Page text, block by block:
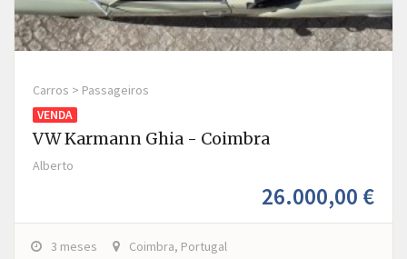
Carros > Passageiros
VENDA
VW Karmann Ghia - Coimbra
Alberto
26.000,00 €
3 meses Coimbra, Portugal